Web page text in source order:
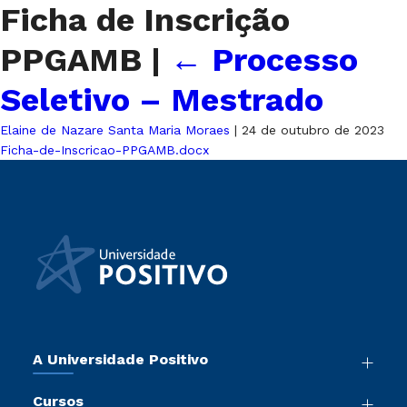
Ficha de Inscrição
PPGAMB | ← Processo
Seletivo – Mestrado
Elaine de Nazare Santa Maria Moraes | 24 de outubro de 2023
Ficha-de-Inscricao-PPGAMB.docx
A Universidade Positivo
Cursos